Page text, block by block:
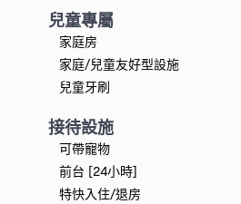
兒童專屬
家庭房
家庭/兒童友好型設施
兒童牙刷
接待設施
可帶寵物
前台 [24小時]
特快入住/退房